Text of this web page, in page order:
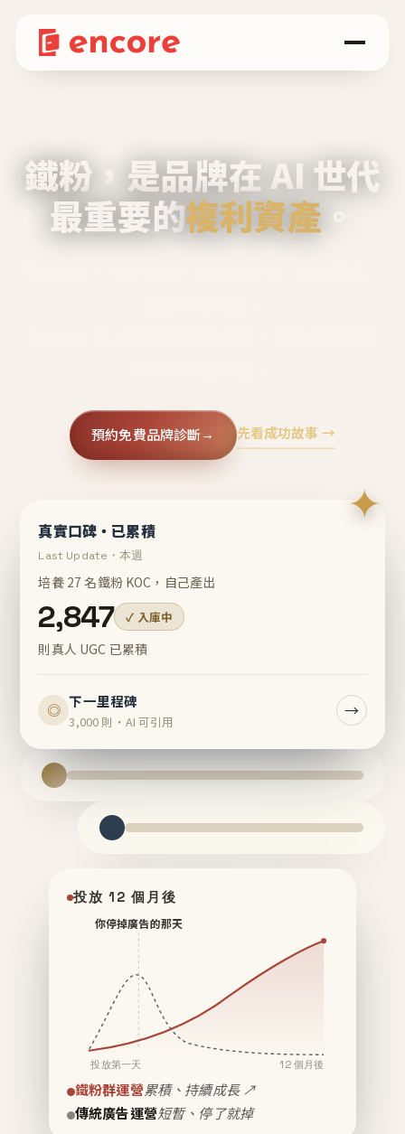
鐵粉，是品牌在 AI 世代
最重要的複利資產 。
預約免費品牌診斷→ 先看成功故事 →
✦
真實口碑・已累積
Last Update・本週
培養 27 名鐵粉 KOC，自己產出
2,847 ✓ 入庫中
則真人 UGC 已累積
◎ 下一里程碑
3,000 則・AI 可引用
→
投放 12 個月後
你停掉廣告的那天
投放第一天 12 個月後
鐵粉群運營累積、持續成長 ↗
傳統廣告運營短暫、停了就掉